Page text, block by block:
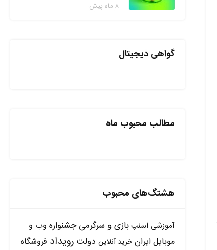
۸ ماه پیش
گواهی دیجیتال
مطالب محبوب ماه
هشتگ‌های محبوب
آموزشی اسنپ بازی و سرگرمی جشنواره وب و
موبایل ایران خرید آنلاین دولت رویداد فروشگاه